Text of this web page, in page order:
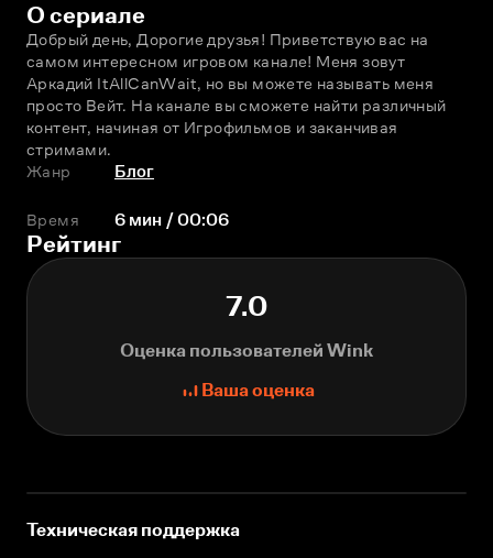
О сериале
Добрый день, Дорогие друзья! Приветствую вас на
самом интересном игровом канале! Меня зовут
Аркадий ItAllCanWait, но вы можете называть меня
просто Вейт. На канале вы сможете найти различный
контент, начиная от Игрофильмов и заканчивая
стримами.
Жанр
Блог
Время 6 мин / 00:06
Рейтинг
7.0
Оценка пользователей Wink
Ваша оценка
Техническая поддержка